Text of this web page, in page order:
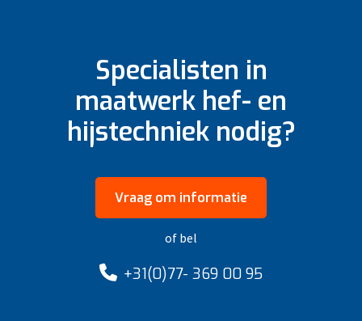
Specialisten in
maatwerk hef- en
hijstechniek nodig?
Vraag om informatie
of bel
+31(0)77- 369 00 95